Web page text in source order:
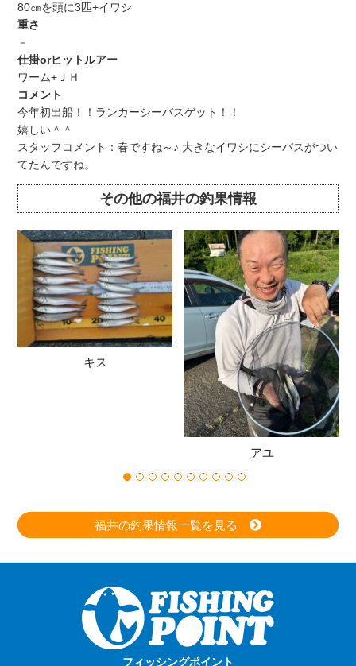
80㎝を頭に3匹+イワシ
重さ
－
仕掛orヒットルアー
ワーム+ＪＨ
コメント
今年初出船！！ランカーシーバスゲット！！
嬉しい＾＾
スタッフコメント：春ですね～♪ 大きなイワシにシーバスがつい
てたんですね。
その他の福井の釣果情報
キス
アユ
福井の釣果情報一覧を見る
フィッシングポイント